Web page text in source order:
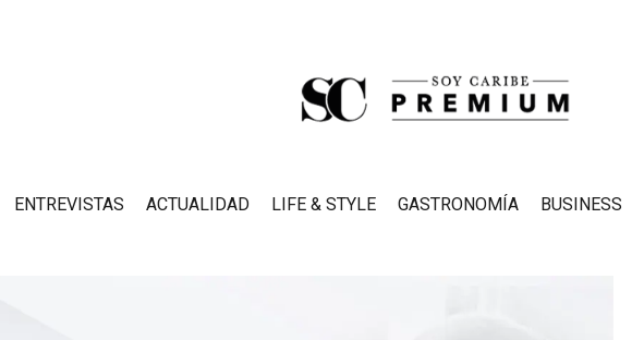
ENTREVISTAS ACTUALIDAD LIFE & STYLE GASTRONOMÍA BUSINESS